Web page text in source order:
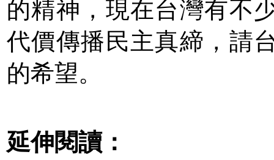
的精神，現在台灣有不
代價傳播民主真締，請
的希望。
延伸閱讀：